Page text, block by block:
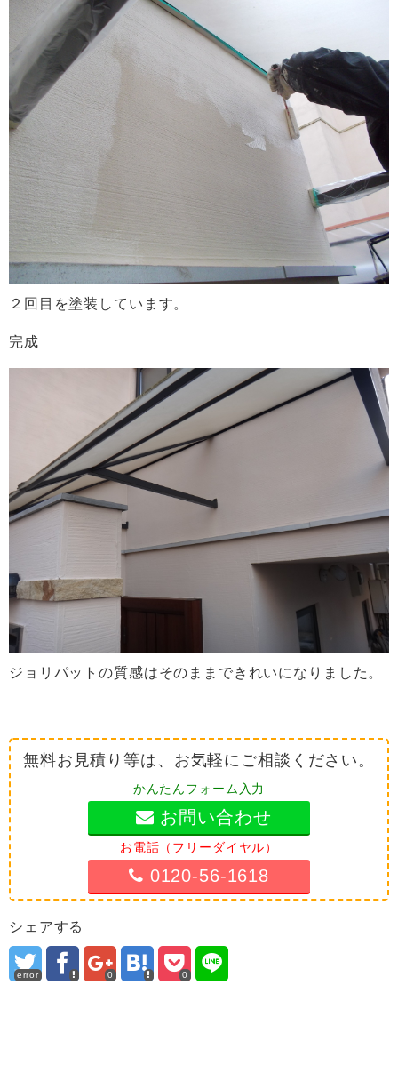
２回目を塗装しています。
完成
ジョリパットの質感はそのままできれいになりました。
無料お見積り等は、お気軽にご相談ください。
かんたんフォーム入力
お問い合わせ
お電話（フリーダイヤル）
0120-56-1618
シェアする
error 0 0